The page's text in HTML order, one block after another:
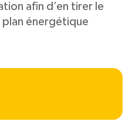
afin d’en tirer le
énergétique